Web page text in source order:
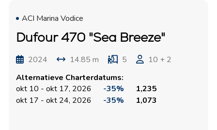
ACI Marina Vodice
Dufour 470 "Sea Breeze"
2024 14.85 m 5
10 + 2
Alternatieve Charterdatums:
okt 10 - okt 17, 2026
-35%
1,235
okt 17 - okt 24, 2026
-35% 1,073